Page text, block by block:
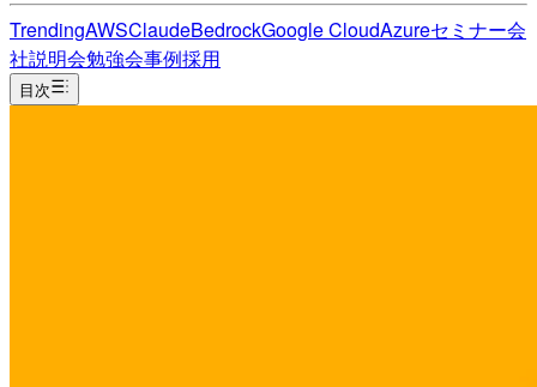
TrendingAWSClaudeBedrockGoogle CloudAzureセミナー会
社説明会勉強会事例採用
目次